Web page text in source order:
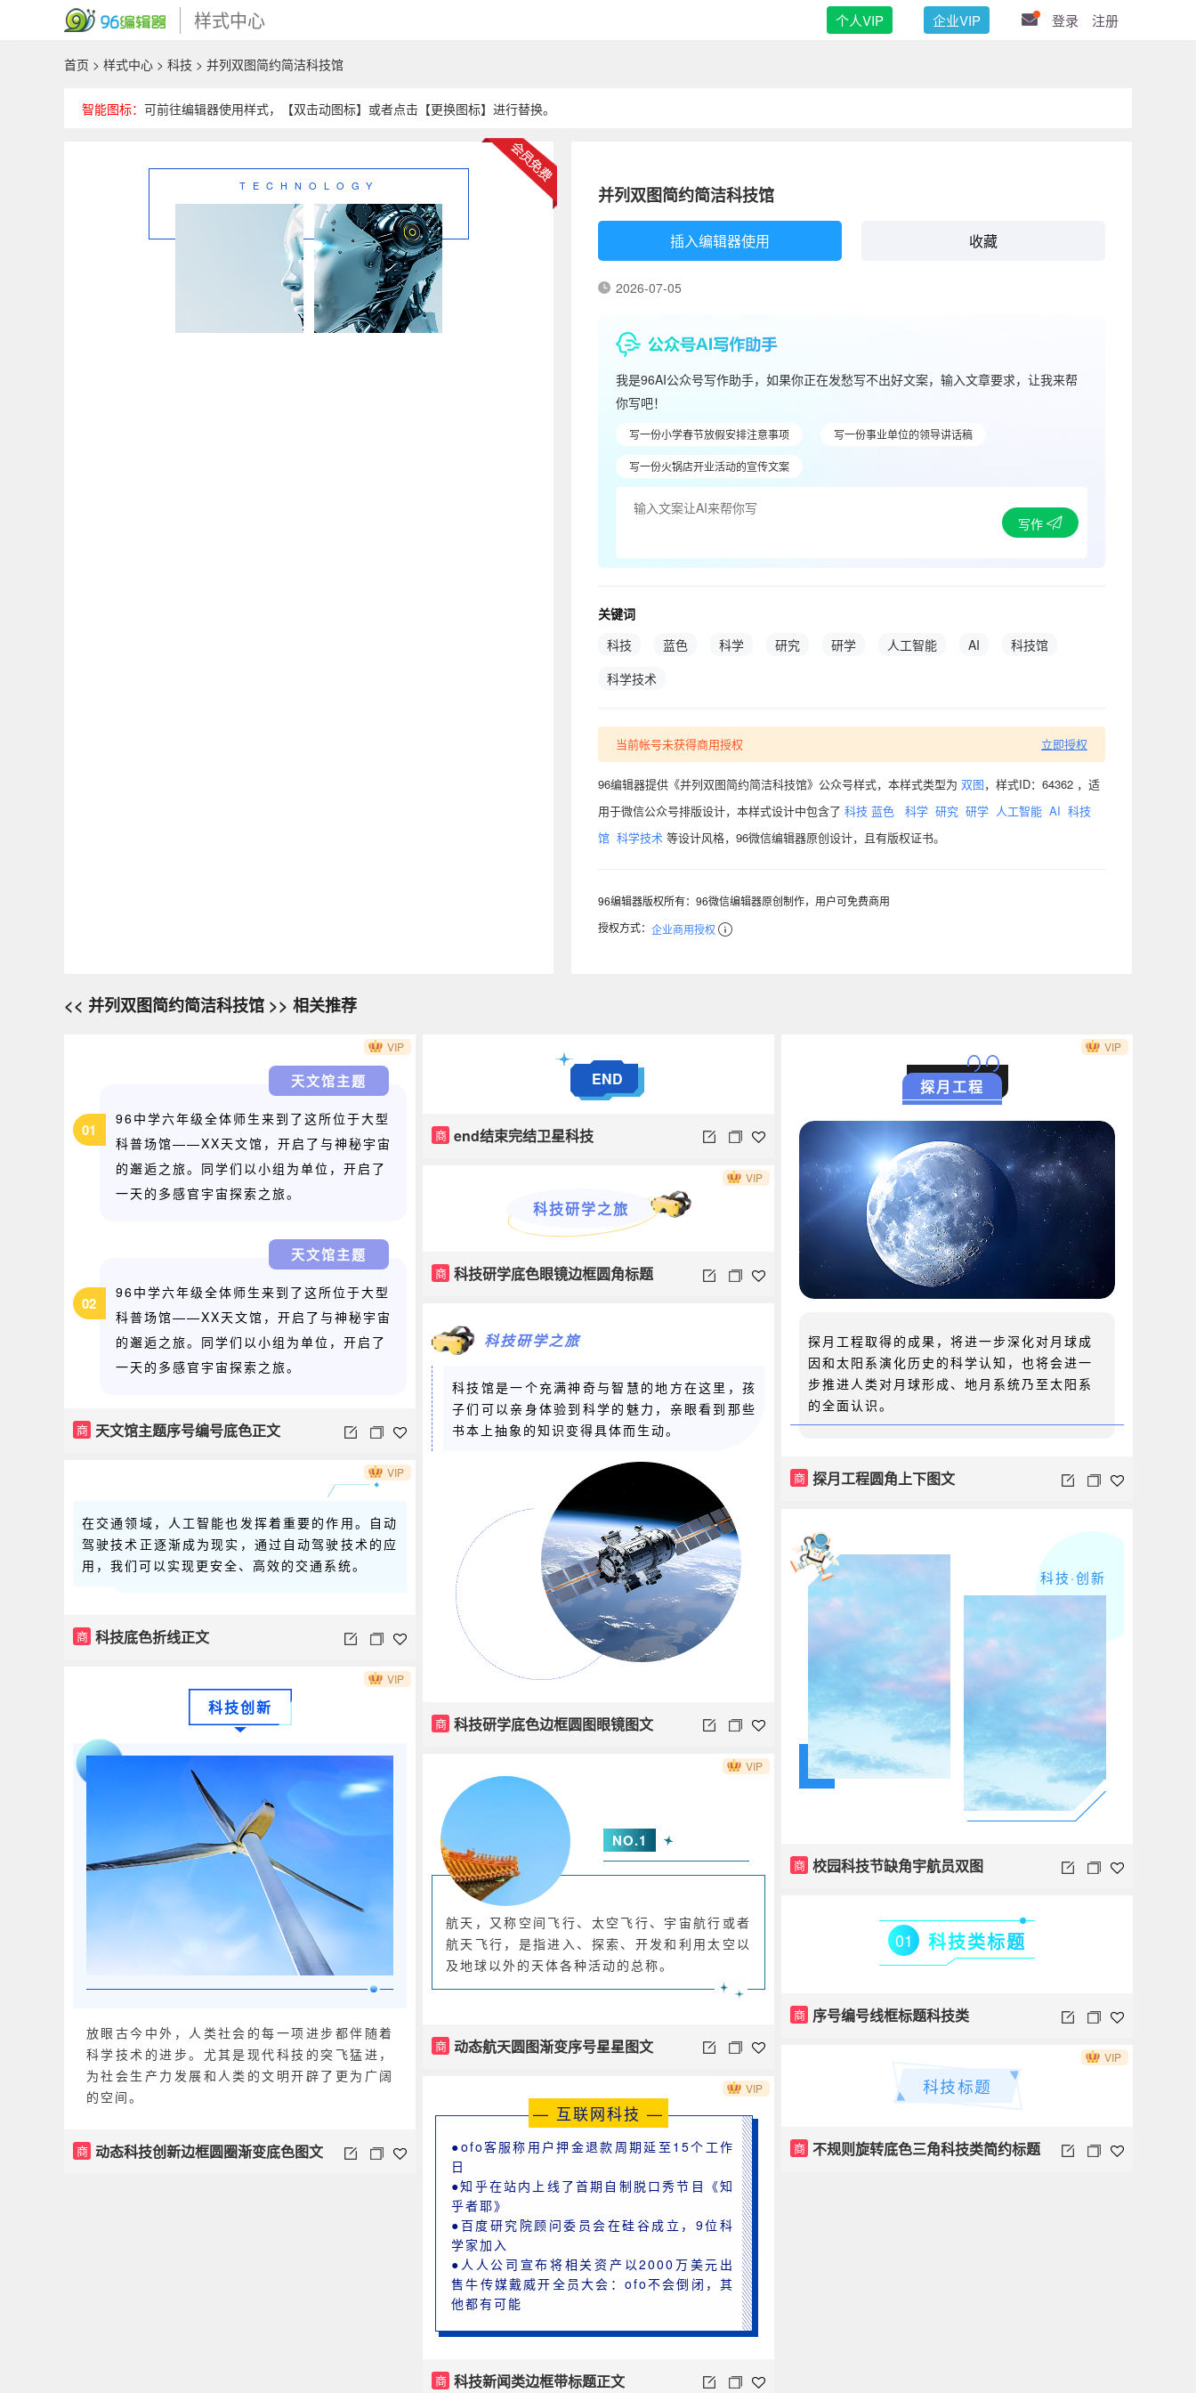
样式中心 个人VIP 企业VIP 登录 注册
首页 > 样式中心 > 科技 > 并列双图简约简洁科技馆
智能图标： 可前往编辑器使用样式，【双击动图标】或者点击【更换图标】进行替换。
TECHNOLOGY 并列双图简约简洁科技馆
插入编辑器使用 收藏
2026-07-05
我是96AI公众号写作助手，如果你正在发愁写不出好文案，输入文章要求，让我来帮
你写吧！
写一份小学春节放假安排注意事项 写一份事业单位的领导讲话稿
写一份火锅店开业活动的宣传文案
写作
关键词
科技
蓝色 科学 研究 研学 人工智能 AI
科技馆
科学技术
当前帐号未获得商用授权 立即授权
96编辑器提供《并列双图简约简洁科技馆》公众号样式，本样式类型为 双图，样式ID：64362 ，适
用于微信公众号排版设计，本样式设计中包含了 科技 蓝色 科学 研究 研学 人工智能 AI 科技
馆 科学技术 等设计风格，96微信编辑器原创设计，且有版权证书。
96编辑器版权所有：96微信编辑器原创制作，用户可免费商用
授权方式： 企业商用授权
<< 并列双图简约简洁科技馆 >> 相关推荐
天文馆主题
01
96中学六年级全体师生来到了这所位于大型
科普场馆——XX天文馆，开启了与神秘宇宙
的邂逅之旅。同学们以小组为单位，开启了
一天的多感官宇宙探索之旅。
天文馆主题
02
96中学六年级全体师生来到了这所位于大型
科普场馆——XX天文馆，开启了与神秘宇宙
的邂逅之旅。同学们以小组为单位，开启了
一天的多感官宇宙探索之旅。
商 天文馆主题序号编号底色正文
VIP
END
商 end结束完结卫星科技
探月工程
探月工程取得的成果，将进一步深化对月球成
因和太阳系演化历史的科学认知，也将会进一
步推进人类对月球形成、地月系统乃至太阳系
的全面认识。
商 探月工程圆角上下图文
VIP
科技研学之旅
商 科技研学底色眼镜边框圆角标题
VIP
科技研学之旅
科技馆是一个充满神奇与智慧的地方在这里，孩
子们可以亲身体验到科学的魅力，亲眼看到那些
书本上抽象的知识变得具体而生动。
商 科技研学底色边框圆图眼镜图文
在交通领域，人工智能也发挥着重要的作用。自动
驾驶技术正逐渐成为现实，通过自动驾驶技术的应
用，我们可以实现更安全、高效的交通系统。
商 科技底色折线正文
VIP
科技·创新
商 校园科技节缺角宇航员双图
科技创新
放眼古今中外，人类社会的每一项进步都伴随着
科学技术的进步。尤其是现代科技的突飞猛进，
为社会生产力发展和人类的文明开辟了更为广阔
的空间。
商 动态科技创新边框圆圈渐变底色图文
VIP
NO.1
航天，又称空间飞行、太空飞行、宇宙航行或者
航天飞行，是指进入、探索、开发和利用太空以
及地球以外的天体各种活动的总称。
商 动态航天圆图渐变序号星星图文
VIP
01 科技类标题
商 序号编号线框标题科技类
科技标题
商 不规则旋转底色三角科技类简约标题
VIP
— 互联网科技 —
●ofo客服称用户押金退款周期延至15个工作
日
●知乎在站内上线了首期自制脱口秀节目《知
乎者耶》
●百度研究院顾问委员会在硅谷成立，9位科
学家加入
●人人公司宣布将相关资产以2000万美元出
售牛传媒戴威开全员大会：ofo不会倒闭，其
他都有可能
商 科技新闻类边框带标题正文
VIP